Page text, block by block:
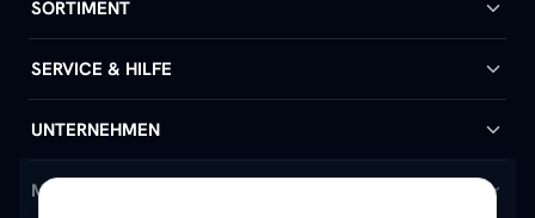
SORTIMENT
Badheizkörper
Handtuchheizkörper
Design-Heizkörper
SERVICE & HILFE
Hilfe & Kontakt
Versand & Lieferung
UNTERNEHMEN
Wir über uns
MEIN KONTO